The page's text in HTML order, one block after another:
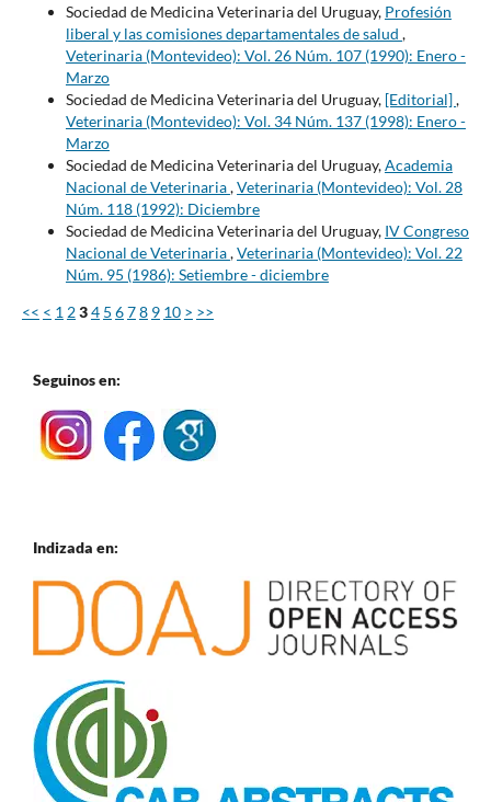
Sociedad de Medicina Veterinaria del Uruguay, Profesión
liberal y las comisiones departamentales de salud ,
Veterinaria (Montevideo): Vol. 26 Núm. 107 (1990): Enero -
Marzo
Sociedad de Medicina Veterinaria del Uruguay, [Editorial],
Veterinaria (Montevideo): Vol. 34 Núm. 137 (1998): Enero -
Marzo
Sociedad de Medicina Veterinaria del Uruguay,Academia
Nacional de Veterinaria,Veterinaria (Montevideo): Vol. 28
Núm. 118 (1992): Diciembre
Sociedad de Medicina Veterinaria del Uruguay, IV Congreso
Nacional de Veterinaria,Veterinaria (Montevideo): Vol. 22
Núm. 95 (1986): Setiembre - diciembre
<< < 1 234 5 678 9 10 > >>
Seguinos en:
Indizada en: